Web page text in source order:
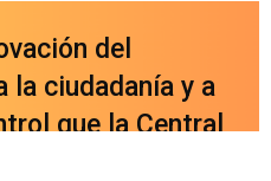
del
ciudadanía y a
que la Central